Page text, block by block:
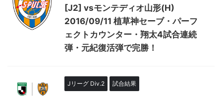
[J2] vsモンテディオ山形(H)
2016/09/11 植草神セーブ・パーフ
ェクトカウンター・翔太4試合連続
弾・元紀復活弾で完勝！
Jリーグ Div.2 試合結果